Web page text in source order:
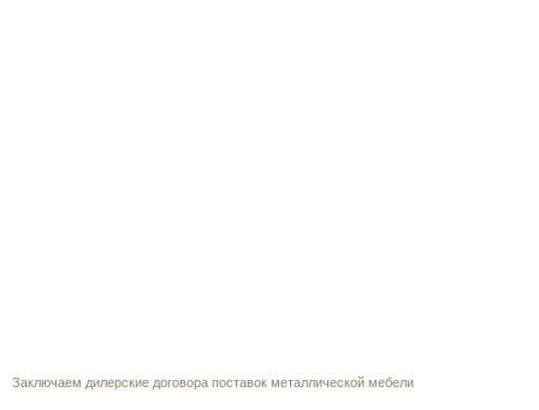
Заключаем дилерские договора поставок металлической мебели